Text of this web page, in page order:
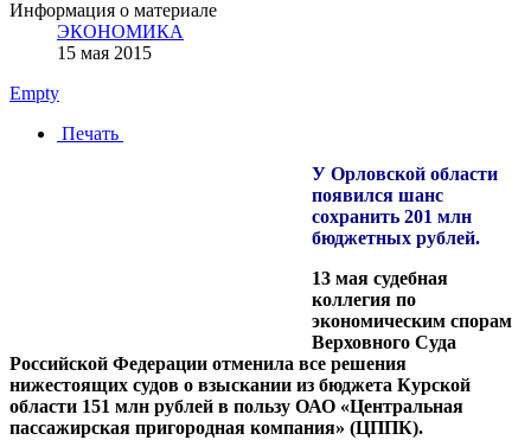
Информация о материале
ЭКОНОМИКА
15 мая 2015
Empty
Печать
У Орловской области
появился шанс
сохранить 201 млн
бюджетных рублей.
13 мая судебная
коллегия по
экономическим спорам
Верховного Суда
Российской Федерации отменила все решения
нижестоящих судов о взыскании из бюджета Курской
области 151 млн рублей в пользу ОАО «Центральная
пассажирская пригородная компания» (ЦППК).